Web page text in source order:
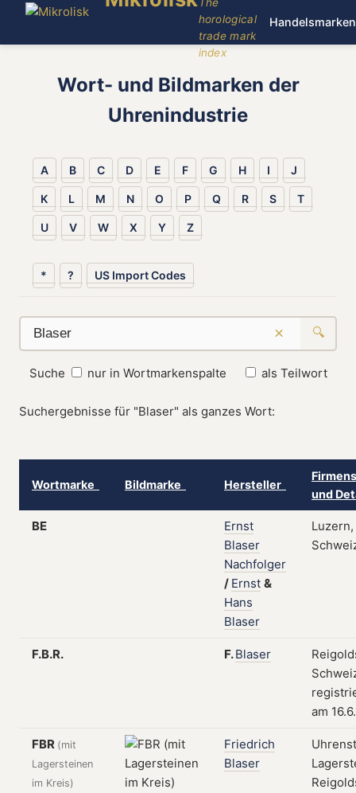
horological
trade mark
index
Handelsmarken
Wort- und Bildmarken der
Uhrenindustrie
A B C D E F G H I J
K L M N O P Q R S T
U V W X Y Z
* ? US Import Codes
× 🔍
Suche nur in Wortmarkenspalte als Teilwort
Suchergebnisse für "Blaser" als ganzes Wort:
Wortmarke Bildmarke Hersteller
und
BE
Ernst
Blaser
Nachfolger
/ Ernst &
Hans
Blaser
Luzern,
F.B.R. F.Blaser
am
FBR (mit
Lagersteinen
im Kreis)
Friedrich
Blaser